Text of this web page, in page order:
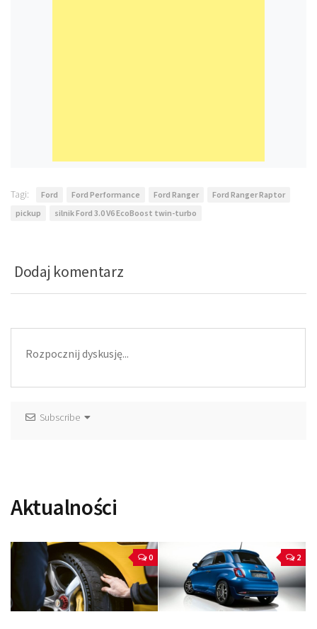
Tagi: Ford Ford Performance Ford Ranger
Ford Ranger Raptor
pickup
silnik Ford 3.0 V6 EcoBoost twin-turbo
Dodaj komentarz
Subscribe
Aktualności
0 2